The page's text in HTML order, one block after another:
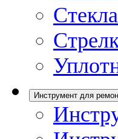
Стекла
Инструмент для